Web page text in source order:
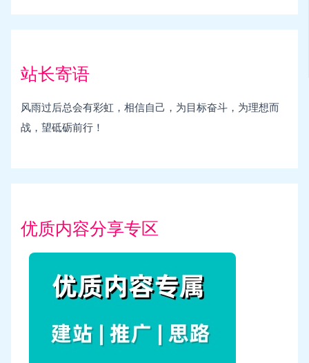
站长寄语
风雨过后总会有彩虹，相信自己，为目标奋斗，为理想而
战，望砥砺前行！
优质内容分享专区